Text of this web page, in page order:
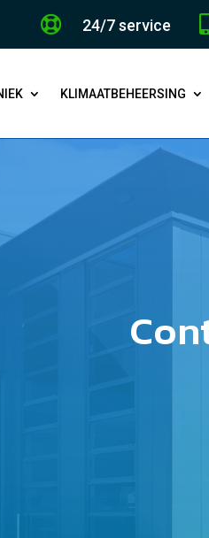
 24/7 service
KLIMAATBEHEERSING